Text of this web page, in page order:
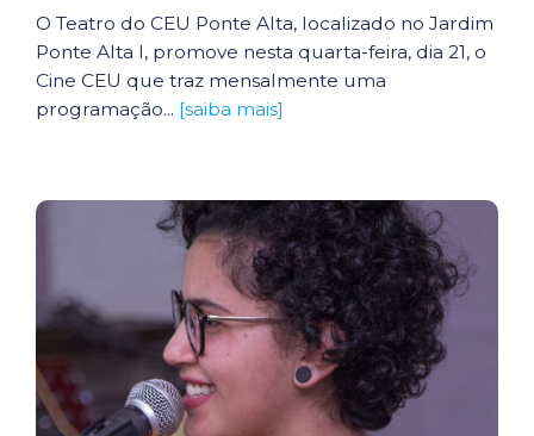
O Teatro do CEU Ponte Alta, localizado no Jardim
Ponte Alta I, promove nesta quarta-feira, dia 21, o
Cine CEU que traz mensalmente uma
programação... [saiba mais]